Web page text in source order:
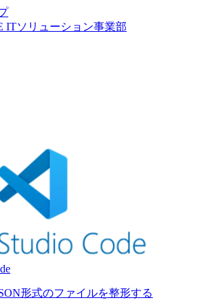
ITソリューション事業部
形式のファイルを整形する